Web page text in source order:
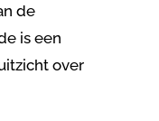
de
is een
over